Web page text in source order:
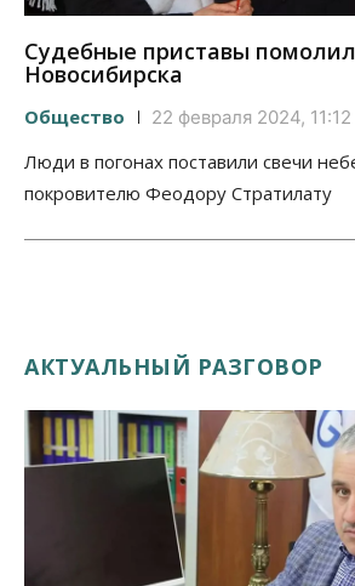
Судебные приставы
Новосибирска
Общество 22 февраля 2024, 11:12
Люди в погонах поставили свечи
покровителю Феодору Стратилату
АКТУАЛЬНЫЙ РАЗГОВОР